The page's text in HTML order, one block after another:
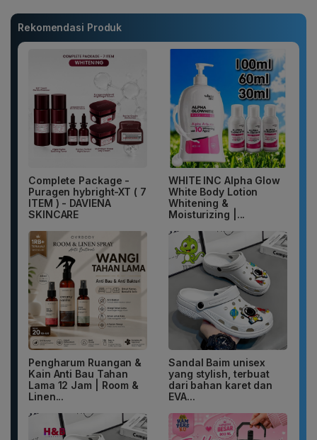
Rekomendasi Produk
Complete Package -
Puragen hybright-XT ( 7
ITEM ) - DAVIENA
SKINCARE
WHITE INC Alpha Glow
White Body Lotion
Whitening &
Moisturizing |...
Pengharum Ruangan &
Kain Anti Bau Tahan
Lama 12 Jam | Room &
Linen...
Sandal Baim unisex
yang stylish, terbuat
dari bahan karet dan
EVA...